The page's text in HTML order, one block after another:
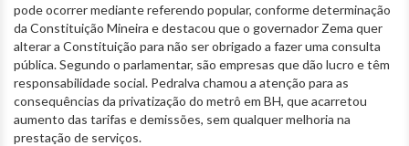
pode ocorrer mediante referendo popular, conforme determinação
da Constituição Mineira e destacou que o governador Zema quer
alterar a Constituição para não ser obrigado a fazer uma consulta
pública. Segundo o parlamentar, são empresas que dão lucro e têm
responsabilidade social. Pedralva chamou a atenção para as
consequências da privatização do metrô em BH, que acarretou
aumento das tarifas e demissões, sem qualquer melhoria na
prestação de serviços.